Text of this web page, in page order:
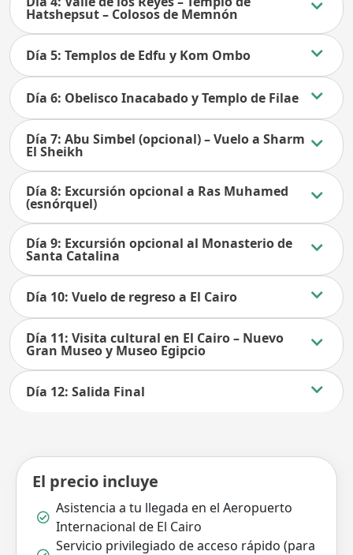
Hatshepsut – Colosos de Memnón
Día 5: Templos de Edfu y Kom Ombo
Día 6: Obelisco Inacabado y Templo de Filae
Día 7: Abu Simbel (opcional) – Vuelo a Sharm
El Sheikh
Día 8: Excursión opcional a Ras Muhamed
(esnórquel)
Día 9: Excursión opcional al Monasterio de
Santa Catalina
Día 10: Vuelo de regreso a El Cairo
Día 11: Visita cultural en El Cairo – Nuevo
Gran Museo y Museo Egipcio
Día 12: Salida Final
El precio incluye
Asistencia a tu llegada en el Aeropuerto
Internacional de El Cairo
Servicio privilegiado de acceso rápido (para